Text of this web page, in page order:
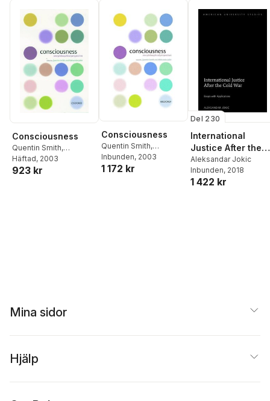
Consciousness
Quentin Smith,
Aleksandar Jokic
Häftad, 2003
923 kr
Consciousness
Quentin Smith,
Aleksandar Jokic
Inbunden, 2003
1 172 kr
Del 230
International
Justice After the
Cold War
Aleksandar Jokic
Inbunden, 2018
1 422 kr
Mina sidor
Hjälp